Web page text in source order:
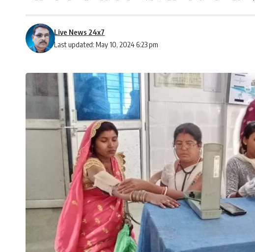
Last updated: May 10, 2024 6:23 pm
Live News 24x7